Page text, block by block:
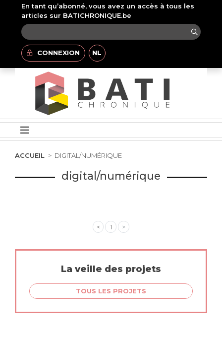
En tant qu’abonné, vous avez un accès à tous les
articles sur BATICHRONIQUE.be
CONNEXION NL
ACCUEIL DIGITAL/NUMÉRIQUE
digital/numérique
< 1 >
La veille des projets
TOUS LES PROJETS